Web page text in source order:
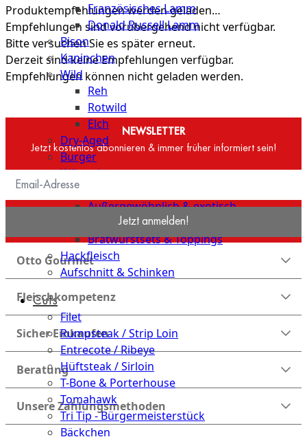
Französisches Lamm
Donald Russell Lamm
Bison
Kaninchen
Wild
Reh
Rotwild
Elch
Dry-Aged
Burger
Würstchen
Außergewöhnlich & exotisch
OTTO GOURMET Manufaktur
Bratwurstsets & Toppings
Hackfleisch
Aufschnitt & Schinken
Cuts
Filet
Rumpsteak / Strip Loin
Entrecote / Ribeye
Hüftsteak / Sirloin
T-Bone & Porterhouse
Tomahawk
Tri Tip - Bürgermeisterstück
Bäckchen
Produktempfehlungen werden geladen…
Empfehlungen sind vorübergehend nicht verfügbar.
Bitte versuchen Sie es später erneut.
Derzeit sind keine Empfehlungen verfügbar.
Empfehlungen können nicht geladen werden.
NEWSLETTER
Jetzt kostenlos abonnieren & immer früher informiert sein!
Jetzt anmelden!
Otto Gourmet
Fleischkompetenz
Sicher Einkaufen
Beratung
Unsere Zahlungsmethoden